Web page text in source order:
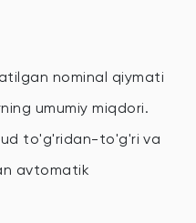
nominal qiymati
umumiy miqdori.
to'g'ridan-to'g'ri va
avtomatik